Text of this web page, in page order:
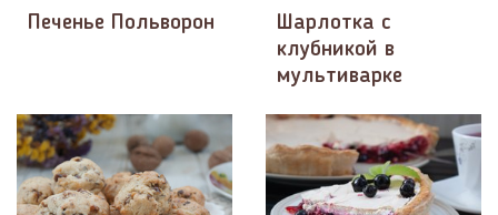
Печенье Польворон
Шарлотка с
клубникой в
мультиварке